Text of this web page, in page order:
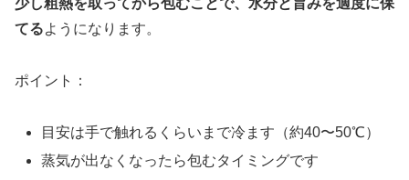
少し粗熱を取ってから包むことで、水分と旨みを適度に保
てるようになります。
ポイント：
目安は手で触れるくらいまで冷ます（約40〜50℃）
蒸気が出なくなったら包むタイミングです